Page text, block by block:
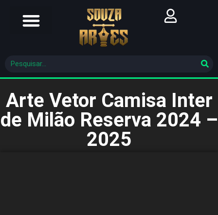
Arte Vetor Camisa Inter
de Milão Reserva 2024 –
2025